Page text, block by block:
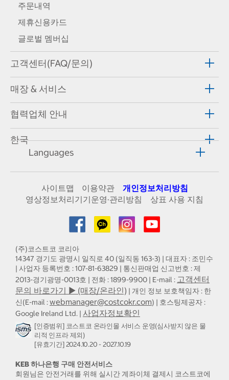
주문내역
제휴신용카드
글로벌 멤버십
고객센터(FAQ/문의)
매장 & 서비스
협력업체 안내
한국
Languages
사이트맵 이용약관
개인정보처리방침
영상정보처리기기운영·관리방침
상표 사용 지침
(주)코스트코 코리아
14347 경기도 광명시 일직로 40 (일직동 163-3) | 대표자 : 조민수
| 사업자 등록번호 : 107-81-63829 | 통신판매업 신고번호 : 제
2013-경기광명-0013호 | 전화 : 1899-9900 | E-mail : 고객센터
문의 바로가기 ▶ (매장/온라인) | 개인 정보 보호책임자 : 한
신(E-mail :webmanager@costcokr.com) | 호스팅제공자 :
Google Ireland Ltd. | 사업자정보확인
[인증범위] 코스트코 온라인몰 서비스 운영(심사받지 않은 물
리적 인프라 제외)
[유효기간] 2024.10.20 - 2027.10.19
KEB 하나은행 구매 안전서비스
회원님은 안전거래를 위해 실시간 계좌이체 결제시 코스트코에